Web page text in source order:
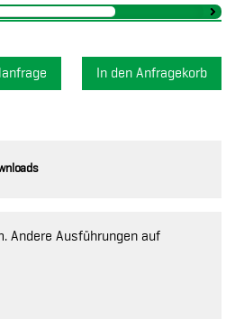
Andere Ausführungen auf